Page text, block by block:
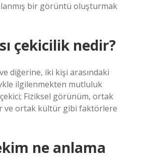
bir görüntü oluşturmak
çekicilik nedir?
diğerine, iki kişi arasındaki
ilgilenmekten mutluluk
Fiziksel görünüm, ortak
ve ortak kültür gibi faktörlere
ne anlama